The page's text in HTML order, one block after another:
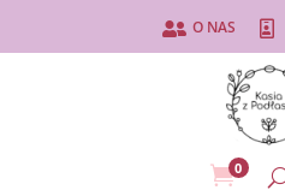
 O NAS 
0